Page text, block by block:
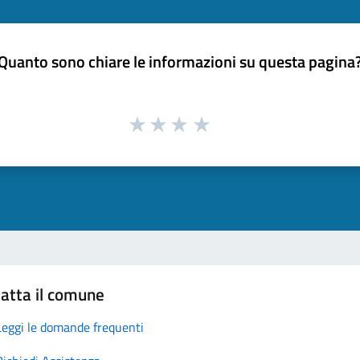
sono chiare le informazioni su questa
il comune
le domande frequenti